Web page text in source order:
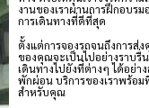
งานของเราผ่านการฝึกอบร
การเดินทางที่ดีที่สุด
ตั้งแต่การจองรถจนถึงการส่
ของคุณจะเป็นไปอย่างราบรื่
เดินทางไปยังที่ต่างๆ ได้อย่า
พักผ่อน บริการของเราพร้อ
สำหรับคุณ